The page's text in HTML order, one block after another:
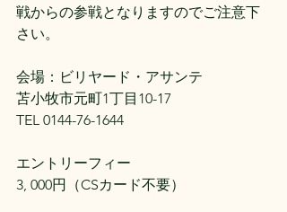
戦からの参戦となりますのでご注意下
さい。
会場：ビリヤード・アサンテ
苫小牧市元町1丁目10-17
TEL 0144-76-1644
エントリーフィー
3, 000円（CSカード不要）